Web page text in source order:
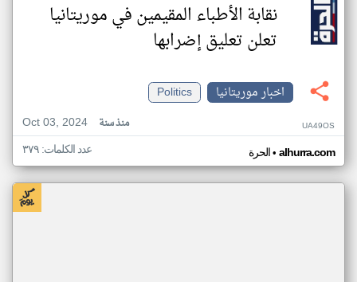
نقابة الأطباء المقيمين في موريتانيا
تعلن تعليق إضرابها
اخبار موريتانيا
Politics
Oct 03, 2024
منذ سنة UA49OS
الحرة• alhurra.com عدد الكلمات: ٣٧٩